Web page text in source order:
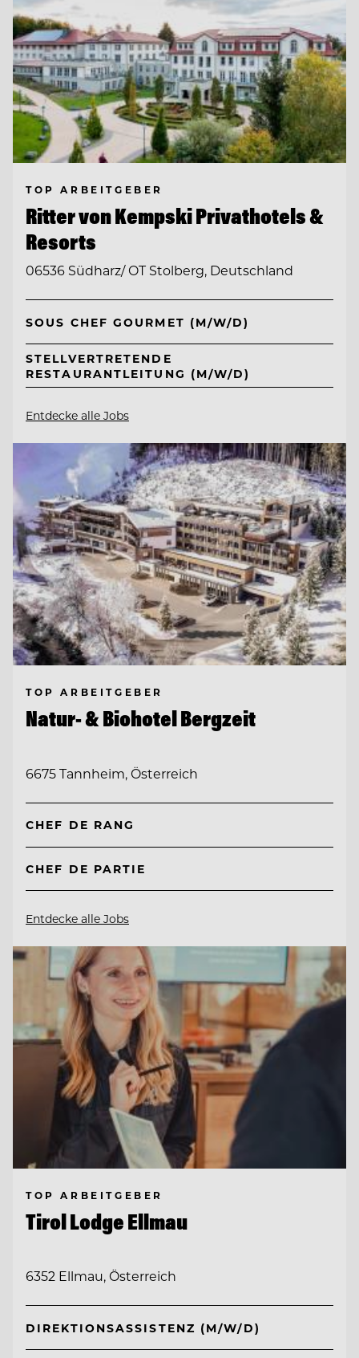
TOP ARBEITGEBER
Ritter von Kempski Privathotels &
Resorts
06536 Südharz/ OT Stolberg, Deutschland
SOUS CHEF GOURMET (M/W/D)
STELLVERTRETENDE
RESTAURANTLEITUNG (M/W/D)
Entdecke alle Jobs
TOP ARBEITGEBER
Natur- & Biohotel Bergzeit
6675 Tannheim, Österreich
CHEF DE RANG
CHEF DE PARTIE
Entdecke alle Jobs
TOP ARBEITGEBER
Tirol Lodge Ellmau
6352 Ellmau, Österreich
DIREKTIONSASSISTENZ (M/W/D)